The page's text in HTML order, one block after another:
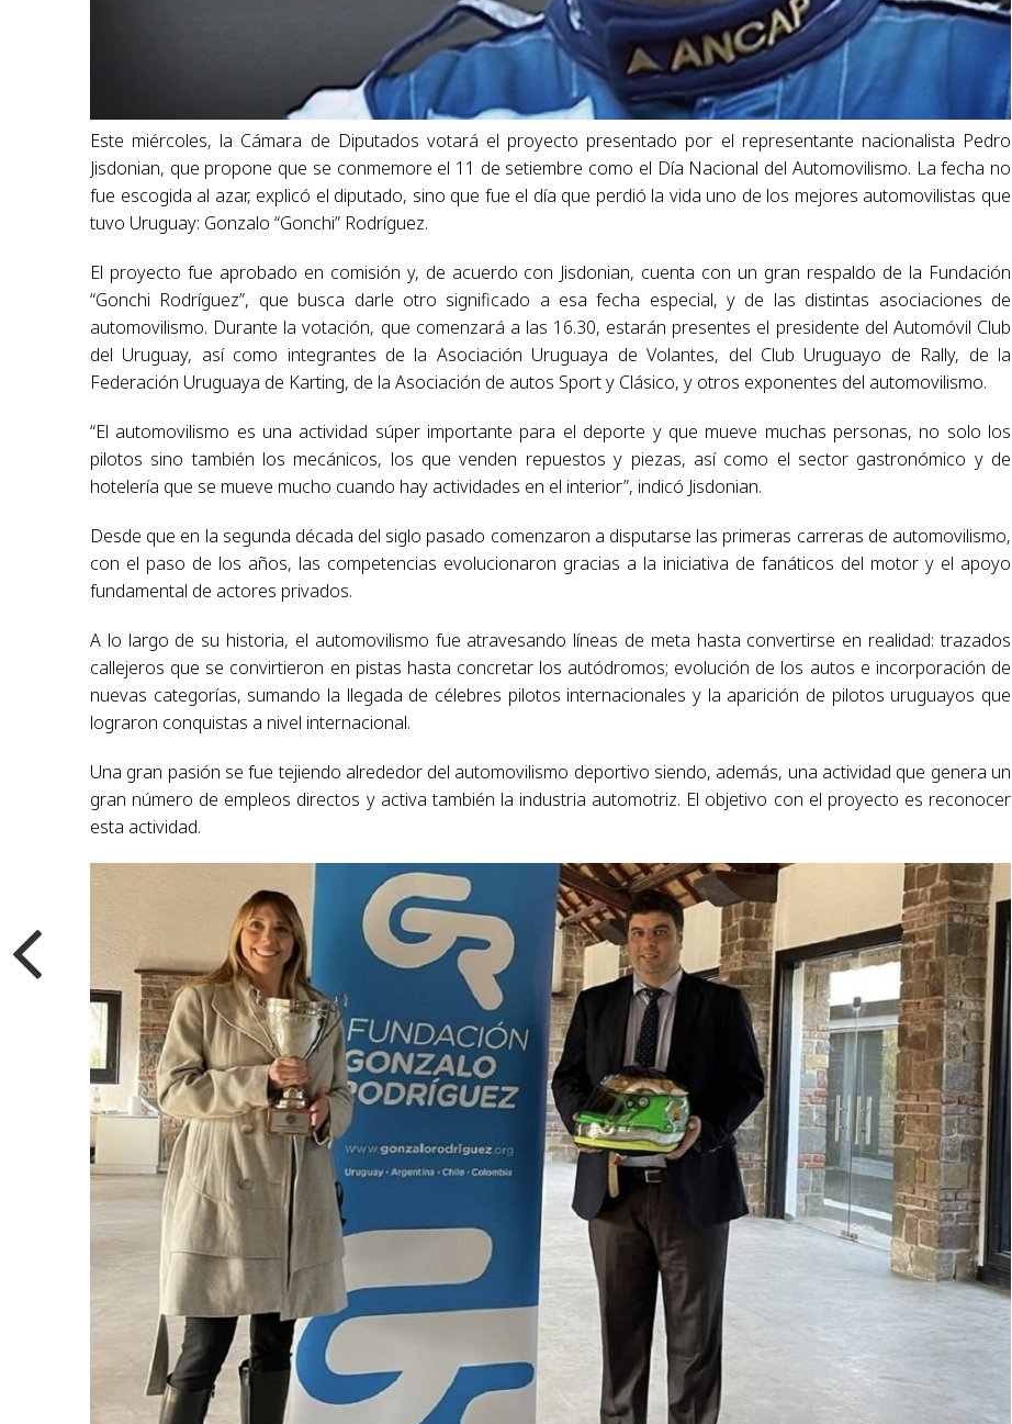
Este miércoles, la Cámara de Diputados votará el proyecto presentado por el representante nacionalista Pedro
Jisdonian, que propone que se conmemore el 11 de setiembre como el Día Nacional del Automovilismo. La fecha no
fue escogida al azar, explicó el diputado, sino que fue el día que perdió la vida uno de los mejores automovilistas que
tuvo Uruguay: Gonzalo “Gonchi” Rodríguez.
El proyecto fue aprobado en comisión y, de acuerdo con Jisdonian, cuenta con un gran respaldo de la Fundación
“Gonchi Rodríguez”, que busca darle otro significado a esa fecha especial, y de las distintas asociaciones de
automovilismo. Durante la votación, que comenzará a las 16.30, estarán presentes el presidente del Automóvil Club
del Uruguay, así como integrantes de la Asociación Uruguaya de Volantes, del Club Uruguayo de Rally, de la
Federación Uruguaya de Karting, de la Asociación de autos Sport y Clásico, y otros exponentes del automovilismo.
“El automovilismo es una actividad súper importante para el deporte y que mueve muchas personas, no solo los
pilotos sino también los mecánicos, los que venden repuestos y piezas, así como el sector gastronómico y de
hotelería que se mueve mucho cuando hay actividades en el interior”, indicó Jisdonian.
Desde que en la segunda década del siglo pasado comenzaron a disputarse las primeras carreras de automovilismo,
con el paso de los años, las competencias evolucionaron gracias a la iniciativa de fanáticos del motor y el apoyo
fundamental de actores privados.
A lo largo de su historia, el automovilismo fue atravesando líneas de meta hasta convertirse en realidad: trazados
callejeros que se convirtieron en pistas hasta concretar los autódromos; evolución de los autos e incorporación de
nuevas categorías, sumando la llegada de célebres pilotos internacionales y la aparición de pilotos uruguayos que
lograron conquistas a nivel internacional.
Una gran pasión se fue tejiendo alrededor del automovilismo deportivo siendo, además, una actividad que genera un
gran número de empleos directos y activa también la industria automotriz. El objetivo con el proyecto es reconocer
esta actividad.